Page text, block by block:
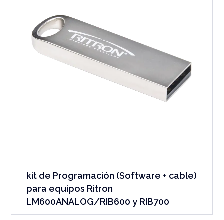
kit de Programación (Software + cable)
para equipos Ritron
LM600ANALOG/RIB600 y RIB700